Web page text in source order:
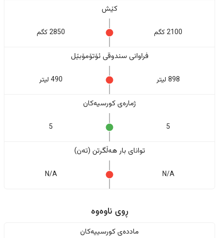
کێش
2100 کگم 2850 کگم
فراوانی سندوقی ئۆتۆمۆبێل
898 لیتر 490 لیتر
ژمارەی کورسیەکان
5
5
تواناى بار هەڵگرتن (تەن)
N/A
N/A
ڕوی ناوەوە
ماددەی کورسییەکان